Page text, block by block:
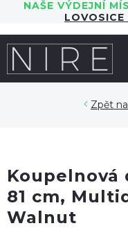
NAŠE VÝDEJNÍ
LOVOSICE
Koupelnová
81 cm,
Walnut